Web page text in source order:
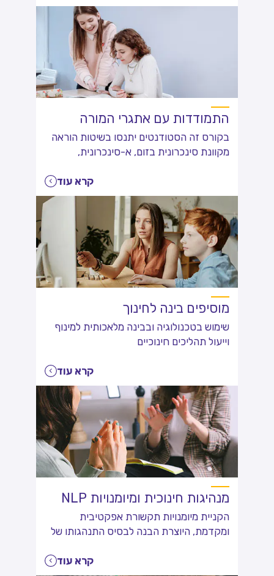
התמודדות עם אתגרי המורה
בקורס זה הסטודנטים יתנסו בשיטות הוראה
מקוונת סינכרונית בזום, א-סינכרונית,
קרא עוד
מוסיפים בינה לחינוך
שימוש בטכנולוגיה ובבינה מלאכותית למינוף
וייעול תהליכים חינוכיים
קרא עוד
מנהיגות חינוכית ומיומנויות NLP
הקניית מיומנויות תקשורת אפקטיבית
ומקדמת, היוצרת הבנה לבסיס התנהגותו של
קרא עוד